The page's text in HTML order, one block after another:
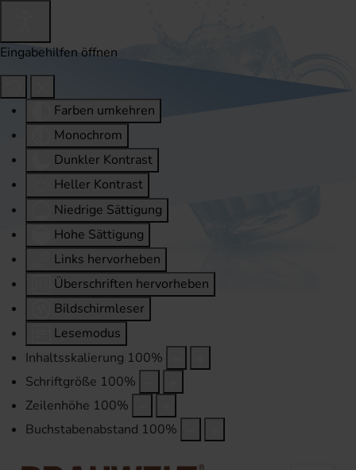
Eingabehilfen öffnen
Farben umkehren
Monochrom
Dunkler Kontrast
Heller Kontrast
Niedrige Sättigung
Hohe Sättigung
Links hervorheben
Überschriften hervorheben
Bildschirmleser
Lesemodus
Inhaltsskalierung 100%
Schriftgröße 100%
Zeilenhöhe 100%
Buchstabenabstand 100%